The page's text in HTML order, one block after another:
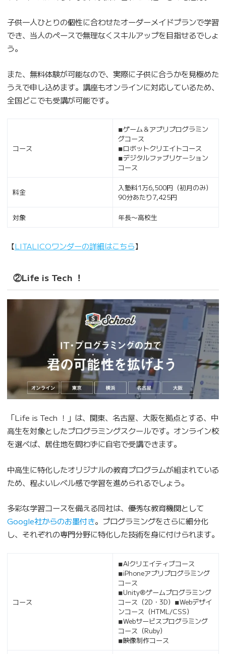
子供一人ひとりの個性に合わせたオーダーメイドプランで学習
でき、当人のペースで無理なくスキルアップを目指せるでしょ
う。
また、無料体験が可能なので、実際に子供に合うかを見極めた
うえで申し込めます。講座もオンラインに対応しているため、
全国どこでも受講が可能です。
コース
◾︎ゲーム＆アプリプログラミン
グコース
◾︎ロボットクリエイトコース
◾︎デジタルファブリケーション
コース
料金
入塾料1万6,500円（初月のみ）
90分あたり7,425円
対象 年長〜高校生
【LITALICOワンダーの詳細はこちら】
②Life is Tech ！
「Life is Tech ！」は、関東、名古屋、大阪を拠点とする、中
高生を対象としたプログラミングスクールです。オンライン校
を選べば、居住地を問わずに自宅で受講できます。
中高生に特化したオリジナルの教育プログラムが組まれている
ため、程よいレベル感で学習を進められるでしょう。
多彩な学習コースを備える同社は、優秀な教育機関として
Google社からのお墨付き。プログラミングをさらに細分化
し、それぞれの専門分野に特化した技術を身に付けられます。
コース
◾︎AIクリエイティブコース
◾︎iPhoneアプリプログラミング
コース
◾︎Unity®ゲームプログラミング
コース（2D・3D）◾︎Webデザイ
ンコース（HTML/CSS）
◾︎Webサービスプログラミング
コース（Ruby）
◾︎映像制作コース